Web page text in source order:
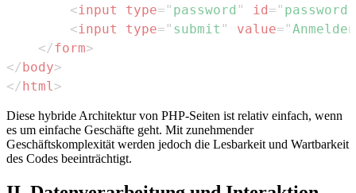
<input type= " password " id= " password
<input type= " submit " value= "Anmelden
</form>
</body>
</html>
Diese hybride Architektur von PHP-Seiten ist relativ einfach, wenn
es um einfache Geschäfte geht. Mit zunehmender
Geschäftskomplexität werden jedoch die Lesbarkeit und Wartbarkeit
des Codes beeinträchtigt.